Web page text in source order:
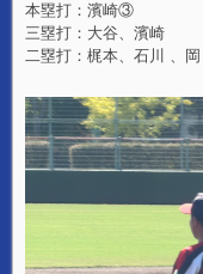
本塁打：濱崎③
三塁打：大谷、濱崎
二塁打：梶本、石川 、岡